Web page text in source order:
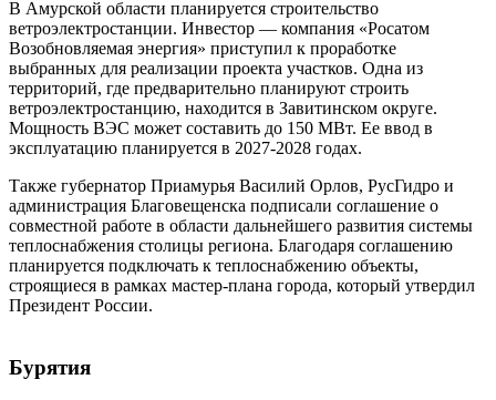
В Амурской области планируется строительство
ветроэлектростанции. Инвестор — компания «Росатом
Возобновляемая энергия» приступил к проработке
выбранных для реализации проекта участков. Одна из
территорий, где предварительно планируют строить
ветроэлектростанцию, находится в Завитинском округе.
Мощность ВЭС может составить до 150 МВт. Ее ввод в
эксплуатацию планируется в 2027-2028 годах.
Также губернатор Приамурья Василий Орлов, РусГидро и
администрация Благовещенска подписали соглашение о
совместной работе в области дальнейшего развития системы
теплоснабжения столицы региона. Благодаря соглашению
планируется подключать к теплоснабжению объекты,
строящиеся в рамках мастер-плана города, который утвердил
Президент России.
Бурятия